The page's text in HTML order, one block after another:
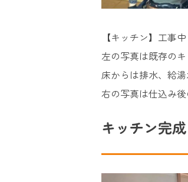
【キッチン】工事中
左の写真は既存の
床からは排水、給
右の写真は仕込み後
キッチン完成